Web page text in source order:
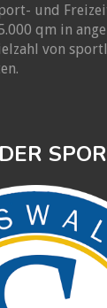
und
qm in
von